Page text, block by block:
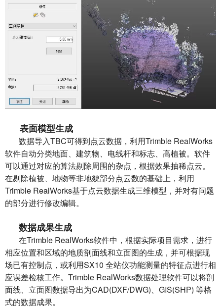
表面模型生成
数据导入TBC可得到点云数据，利用Trimble RealWorks
软件自动分类地面、建筑物、电线杆和标志、高植被。软件
可以通过对应的算法剔除周围的杂点，根据效果抽稀点云。
在剔除植被、地物等非地貌部分点云数的基础上，利用
Trimble RealWorks基于点云数据生成三维模型，并对有问题
的部分进行修改编辑。
数据成果生成
在Trimble RealWorks软件中，根据实际项目需求，进行
相应位置和区域的地质剖面线和立面图的生成，并可根据现
场已有控制点，或利用SX10 全站仪功能测量的特征点进行相
应误差检核工作。Trimble RealWorks数据处理软件可以将剖
面线、立面图数据导出为CAD(DXF/DWG)、GIS(SHP) 等格
式的数据成果。